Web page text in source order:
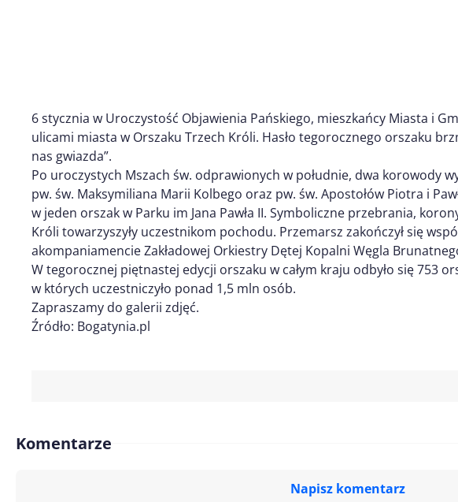
6 stycznia w Uroczystość Objawienia Pańskiego, mieszkańcy Miasta i
ulicami miasta w Orszaku Trzech Króli. Hasło tegorocznego orszaku
nas gwiazda”.
Po uroczystych Mszach św. odprawionych w południe, dwa korowody
pw. św. Maksymiliana Marii Kolbego oraz pw. św. Apostołów Piotra i
w jeden orszak w Parku im Jana Pawła II. Symboliczne przebrania,
Króli towarzyszyły uczestnikom pochodu. Przemarsz zakończył się
akompaniamencie Zakładowej Orkiestry Dętej Kopalni Węgla
W tegorocznej piętnastej edycji orszaku w całym kraju odbyło się 753
w których uczestniczyło ponad 1,5 mln osób.
Zapraszamy do galerii zdjęć.
Źródło: Bogatynia.pl
Komentarze
Napisz komentarz